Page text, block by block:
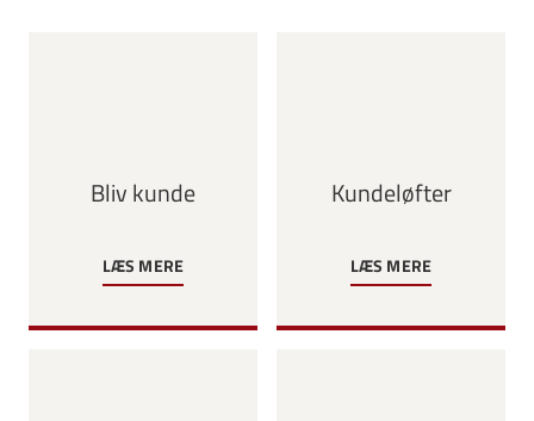
Bliv kunde
LÆS MERE
Kundeløfter
LÆS MERE